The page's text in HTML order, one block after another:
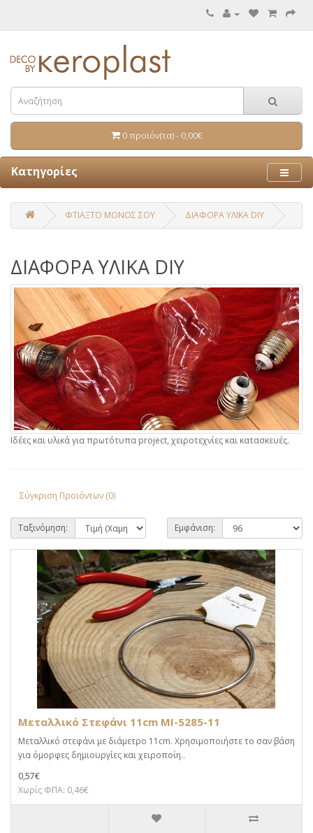
0 προϊόν(τα) - 0,00€
Κατηγορίες
ΦΤΙΑΞΤΟ ΜΟΝΟΣ ΣΟΥ ΔΙΑΦΟΡΑ ΥΛΙΚΑ DIY
ΔΙΑΦΟΡΑ ΥΛΙΚΑ DIY
Ιδέες και υλικά για πρωτότυπα project, χειροτεχνίες και κατασκευές.
Σύγκριση Προϊόντων (0)
Ταξινόμηση: Εμφάνιση:
Μεταλλικό Στεφάνι 11cm MI-5285-11
Μεταλλικό στεφάνι με διάμετρο 11cm. Χρησιμοποιήστε το σαν βάση
για όμορφες δημιουργίες και χειροποίη..
0,57€
Χωρίς ΦΠΑ: 0,46€